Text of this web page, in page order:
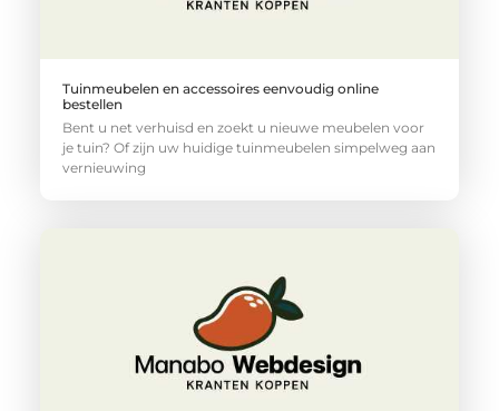
Tuinmeubelen en accessoires eenvoudig online
bestellen
Bent u net verhuisd en zoekt u nieuwe meubelen voor
je tuin? Of zijn uw huidige tuinmeubelen simpelweg aan
vernieuwing